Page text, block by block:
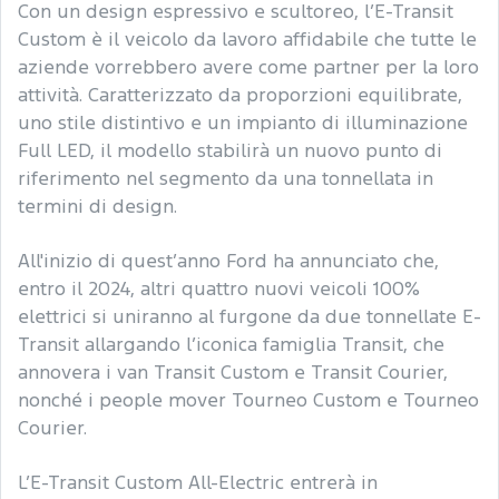
Con un design espressivo e scultoreo, l’E-Transit
Custom è il veicolo da lavoro affidabile che tutte le
aziende vorrebbero avere come partner per la loro
attività. Caratterizzato da proporzioni equilibrate,
uno stile distintivo e un impianto di illuminazione
Full LED, il modello stabilirà un nuovo punto di
riferimento nel segmento da una tonnellata in
termini di design.
All'inizio di quest’anno Ford ha annunciato che,
entro il 2024, altri quattro nuovi veicoli 100%
elettrici si uniranno al furgone da due tonnellate E-
Transit allargando l’iconica famiglia Transit, che
annovera i van Transit Custom e Transit Courier,
nonché i people mover Tourneo Custom e Tourneo
Courier.
L’E-Transit Custom All-Electric entrerà in